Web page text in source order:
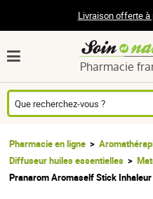
Livraison offerte à
Pharmacie
Pharmacie en ligne
Diffuseur huiles essentielles
Pranarom Aromaself Stick